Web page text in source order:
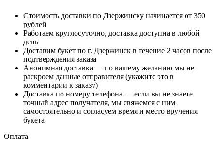
Стоимость доставки по Дзержинску начинается от 350
рублей
Работаем круглосуточно, доставка доступна в любой
день
Доставим букет по г. Дзержинск в течение 2 часов после
подтверждения заказа
Анонимная доставка — по вашему желанию мы не
раскроем данные отправителя (укажите это в
комментарии к заказу)
Доставка по номеру телефона — если вы не знаете
точный адрес получателя, мы свяжемся с ним
самостоятельно и согласуем время и место вручения
букета
Оплата